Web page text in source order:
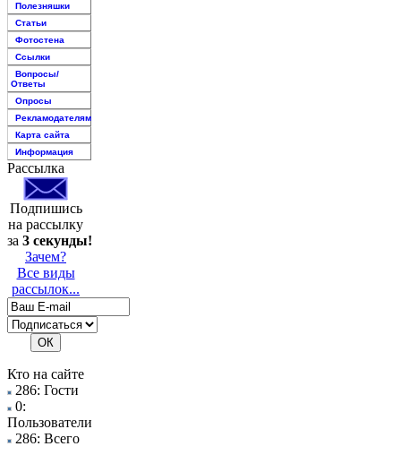
Полезняшки
Статьи
Фотостена
Ссылки
Вопросы/
Ответы
Опросы
Рекламодателям
Карта сайта
Информация
Рассылка
Подпишись
на рассылку
за 3 секунды!
Зачем?
Все виды
рассылок...
Кто на сайте
286: Гости
0:
Пользователи
286: Всего